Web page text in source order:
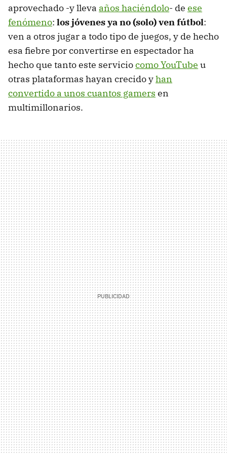
aprovechado -y lleva años haciéndolo- de ese
fenómeno: los jóvenes ya no (solo) ven fútbol:
ven a otros jugar a todo tipo de juegos, y de hecho
esa fiebre por convertirse en espectador ha
hecho que tanto este serviciocomo YouTube u
otras plataformas hayan crecido yhan
convertido a unos cuantos gamers en
multimillonarios.